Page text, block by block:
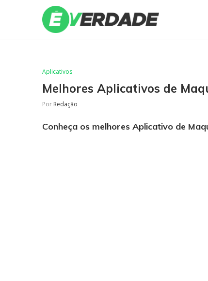
Aplicativos
Melhores Aplicativos de
Por Redação
Conheça os melhores Aplicativo de